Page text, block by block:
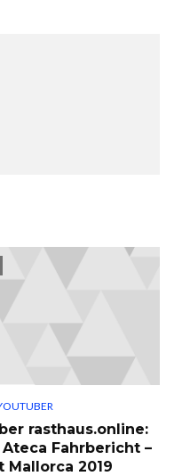
rasthaus.online:
Ateca Fahrbericht –
Mallorca 2019